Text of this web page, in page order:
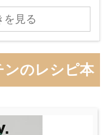
を見る
ンのレシピ本